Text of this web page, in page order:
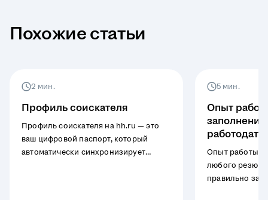
Похожие статьи
2 мин.
Профиль соискателя
Профиль соискателя на hh.ru — это
ваш цифровой паспорт, который
автоматически синхронизирует
5 мин.
Опыт
Опыт работы —
любого резюме
правильно